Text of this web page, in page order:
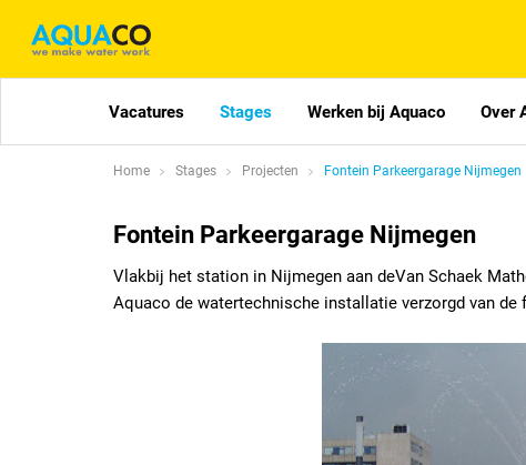
Vacatures Stages Werken bij Aquaco Over
Home Stages Projecten Fontein Parkeergarage Nijmegen
Fontein Parkeergarage Nijmegen
Vlakbij het station in Nijmegen aan deVan Schaek
Aquaco de watertechnische installatie verzorgd van de